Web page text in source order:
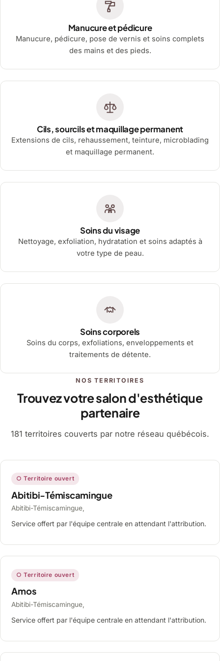
Manucure et pédicure
Manucure, pédicure, pose de vernis et soins complets
des mains et des pieds.
Cils, sourcils et maquillage permanent
Extensions de cils, rehaussement, teinture, microblading
et maquillage permanent.
Soins du visage
Nettoyage, exfoliation, hydratation et soins adaptés à
votre type de peau.
Soins corporels
Soins du corps, exfoliations, enveloppements et
traitements de détente.
NOS TERRITOIRES
Trouvez votre salon d'esthétique
partenaire
181 territoires couverts par notre réseau québécois.
○ Territoire ouvert
Abitibi-Témiscamingue
Abitibi-Témiscamingue,
Service offert par l'équipe centrale en attendant l'attribution.
○ Territoire ouvert
Amos
Abitibi-Témiscamingue,
Service offert par l'équipe centrale en attendant l'attribution.